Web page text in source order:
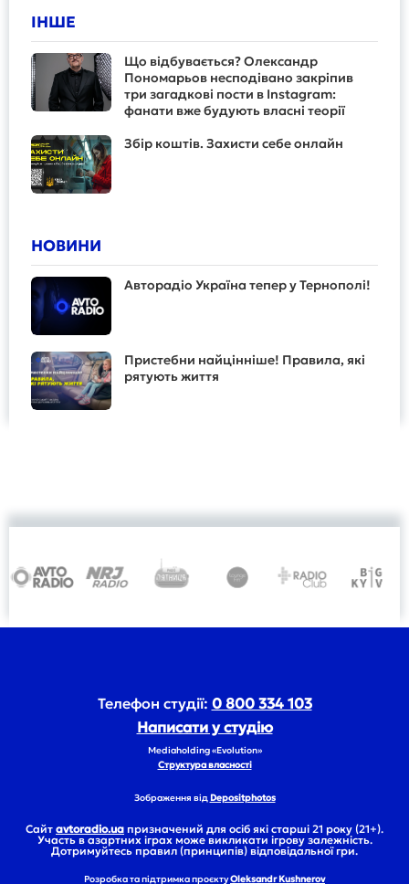
ІНШЕ
Що відбувається? Олександр
Пономарьов несподівано закріпив
три загадкові пости в Instagram:
фанати вже будують власні теорії
Збір коштів. Захисти себе онлайн
НОВИНИ
Авторадіо Україна тепер у Тернополі!
Пристебни найцінніше! Правила, які
рятують життя
Телефон студії: 0 800 334 103
Написати у студію
Mediaholding «Evolution»
Структура власності
Зображення відDepositphotos
Сайт avtoradio.ua призначений для осіб які старші 21 року (21+).
Участь в азартних іграх може викликати ігрову залежність.
Дотримуйтесь правил (принципів) відповідальної гри.
Розробка та підтримка проєктуOleksandr Kushnerov